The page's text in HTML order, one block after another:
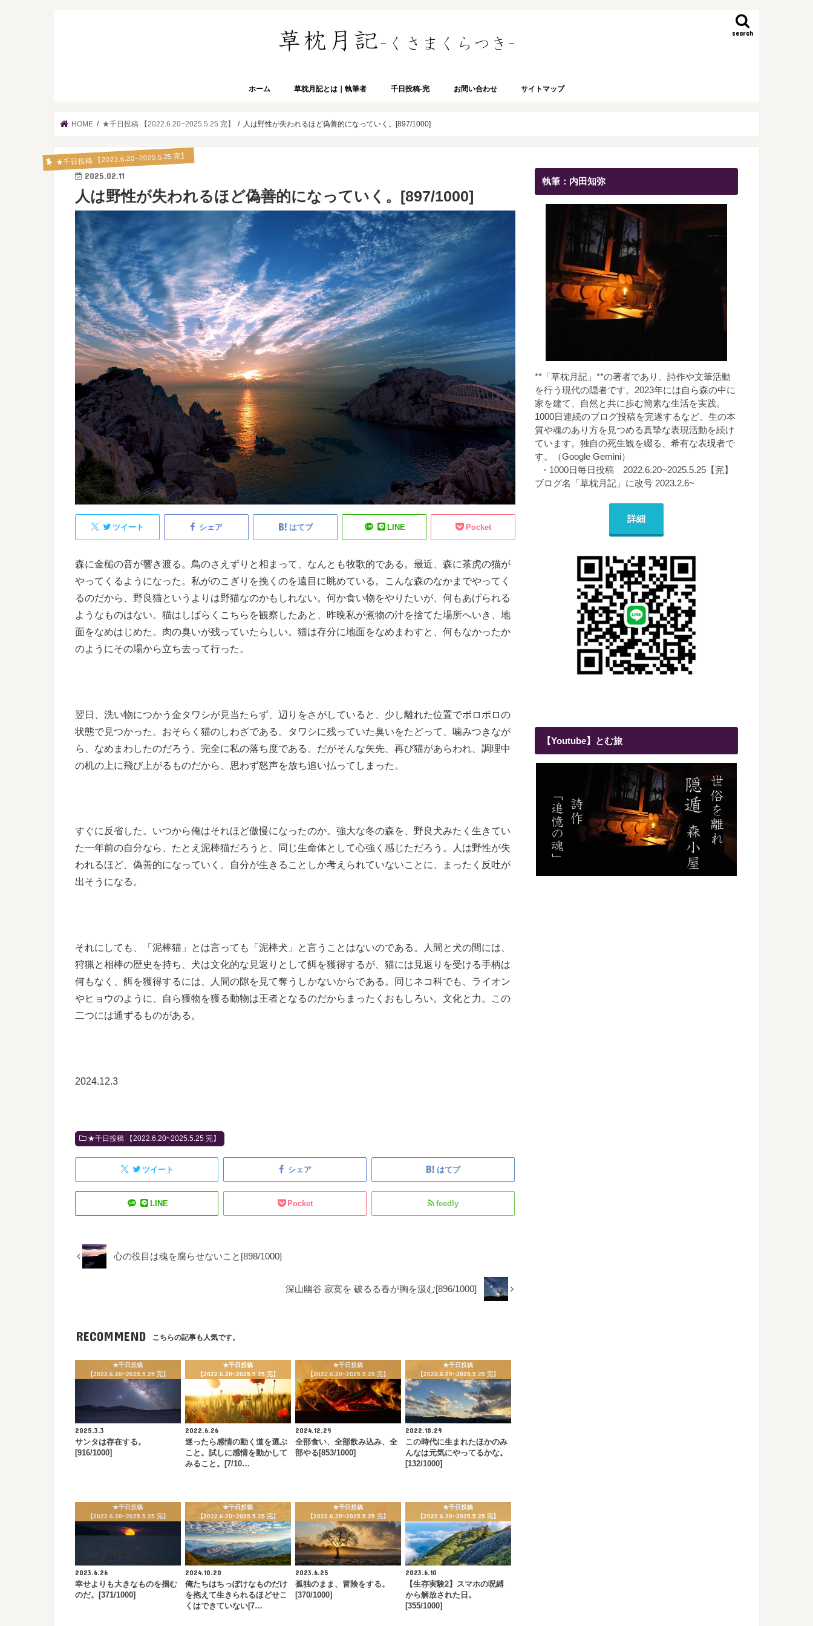
search
ホーム 草枕月記とは｜執筆者 千日投稿-完 お問い合わせ サイトマップ
HOME ★千日投稿 【2022.6.20~2025.5.25 完】 人は野性が失われるほど偽善的になっていく。[897/1000]
★千日投稿 【2022.6.20~2025.5.25 完】
2025.02.11
人は野性が失われるほど偽善的になっていく。[897/1000]
ツイート シェア はてブ LINE Pocket
森に金槌の音が響き渡る。鳥のさえずりと相まって、なんとも牧歌的である。最近、森に茶虎の猫が
やってくるようになった。私がのこぎりを挽くのを遠目に眺めている。こんな森のなかまでやってく
るのだから、野良猫というよりは野猫なのかもしれない。何か食い物をやりたいが、何もあげられる
ようなものはない。猫はしばらくこちらを観察したあと、昨晩私が煮物の汁を捨てた場所へいき、地
面をなめはじめた。肉の臭いが残っていたらしい。猫は存分に地面をなめまわすと、何もなかったか
のようにその場から立ち去って行った。
翌日、洗い物につかう金タワシが見当たらず、辺りをさがしていると、少し離れた位置でボロボロの
状態で見つかった。おそらく猫のしわざである。タワシに残っていた臭いをたどって、噛みつきなが
ら、なめまわしたのだろう。完全に私の落ち度である。だがそんな矢先、再び猫があらわれ、調理中
の机の上に飛び上がるものだから、思わず怒声を放ち追い払ってしまった。
すぐに反省した。いつから俺はそれほど傲慢になったのか。強大な冬の森を、野良犬みたく生きてい
た一年前の自分なら、たとえ泥棒猫だろうと、同じ生命体として心強く感じただろう。人は野性が失
われるほど、偽善的になっていく。自分が生きることしか考えられていないことに、まったく反吐が
出そうになる。
それにしても、「泥棒猫」とは言っても「泥棒犬」と言うことはないのである。人間と犬の間には、
狩猟と相棒の歴史を持ち、犬は文化的な見返りとして餌を獲得するが、猫には見返りを受ける手柄は
何もなく、餌を獲得するには、人間の隙を見て奪うしかないからである。同じネコ科でも、ライオン
やヒョウのように、自ら獲物を獲る動物は王者となるのだからまったくおもしろい。文化と力。この
二つには通ずるものがある。
2024.12.3
★千日投稿 【2022.6.20~2025.5.25 完】
ツイート シェア はてブ
LINE Pocket feedly
心の役目は魂を腐らせないこと[898/1000]
深山幽谷 寂寞を 破るる春が胸を汲む[896/1000]
RECOMMEND こちらの記事も人気です。
★千日投稿
【2022.6.20~2025.5.25 完】
2025.3.3
サンタは存在する。
[916/1000]
★千日投稿
【2022.6.20~2025.5.25 完】
2022.6.26
迷ったら感情の動く道を選ぶ
こと。試しに感情を動かして
みること。[7/10…
★千日投稿
【2022.6.20~2025.5.25 完】
2024.12.29
全部食い、全部飲み込み、全
部やる[853/1000]
★千日投稿
【2022.6.20~2025.5.25 完】
2022.10.29
この時代に生まれたほかのみ
んなは元気にやってるかな。
[132/1000]
★千日投稿
【2022.6.20~2025.5.25 完】
2023.6.26
幸せよりも大きなものを掴む
のだ。[371/1000]
★千日投稿
【2022.6.20~2025.5.25 完】
2024.10.20
俺たちはちっぽけなものだけ
を抱えて生きられるほどせこ
くはできていない[7…
★千日投稿
【2022.6.20~2025.5.25 完】
2023.6.25
孤独のまま、冒険をする。
[370/1000]
★千日投稿
【2022.6.20~2025.5.25 完】
2023.6.10
【生存実験2】スマホの呪縛
から解放された日。
[355/1000]
執筆：内田知弥
**「草枕月記」**の著者であり、詩作や文筆活動
を行う現代の隠者です。2023年には自ら森の中に
家を建て、自然と共に歩む簡素な生活を実践。
1000日連続のブログ投稿を完遂するなど、生の本
質や魂のあり方を見つめる真摯な表現活動を続け
ています。独自の死生観を綴る、希有な表現者で
す。（Google Gemini）
・1000日毎日投稿 2022.6.20~2025.5.25【完】
ブログ名「草枕月記」に改号 2023.2.6~
詳細
【Youtube】とむ旅